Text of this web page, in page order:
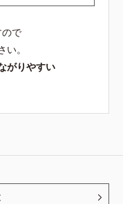
で
。
がりやすい